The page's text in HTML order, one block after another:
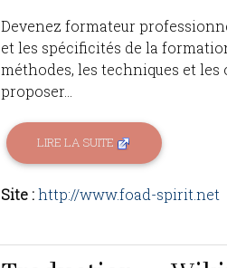
Devenez formateur
et les spécificités de la
méthodes, les techniques et
proposer...
LIRE LA SUITE
Site :http://www.foad-spirit.net